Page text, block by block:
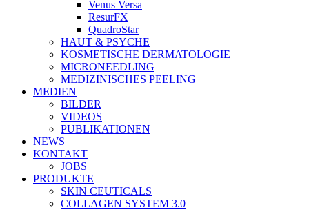
Venus Versa
ResurFX
QuadroStar
HAUT & PSYCHE
KOSMETISCHE DERMATOLOGIE
MICRONEEDLING
MEDIZINISCHES PEELING
MEDIEN
BILDER
VIDEOS
PUBLIKATIONEN
NEWS
KONTAKT
JOBS
PRODUKTE
SKIN CEUTICALS
COLLAGEN SYSTEM 3.0